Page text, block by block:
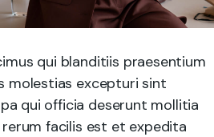
qui blanditiis praesentium
molestias excepturi sint
qui officia deserunt mollitia
facilis est et expedita